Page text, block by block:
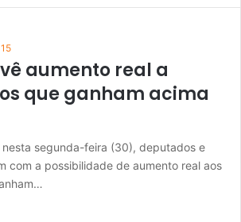
aumento real a
que ganham acima
segunda-feira (30), deputados e
com a possibilidade de aumento real aos